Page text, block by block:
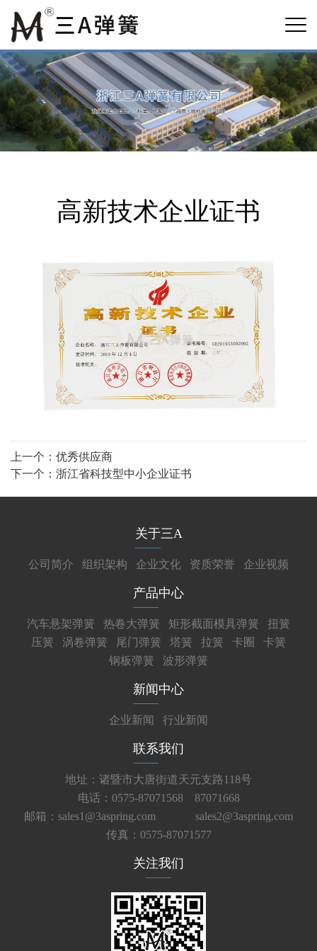
高新技术企业证书
上一个： 优秀供应商
下一个： 浙江省科技型中小企业证书
关于三A
公司简介 组织架构 企业文化 资质荣誉 企业视频
产品中心
汽车悬架弹簧 热卷大弹簧 矩形截面模具弹簧
扭簧
压簧
涡卷弹簧 尾门弹簧 塔簧 拉簧 卡圈
卡簧
钢板弹簧
波形弹簧
新闻中心
企业新闻 行业新闻
联系我们
地址：诸暨市大唐街道天元支路118号
电话：0575-87071568 87071668
邮箱：sales1@3aspring.com
sales2@3aspring.com
传真：0575-87071577
关注我们